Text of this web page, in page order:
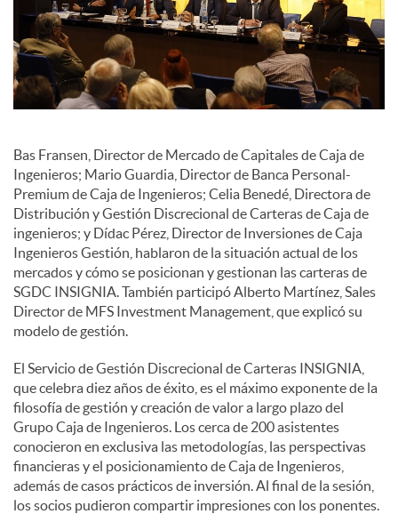
c
o
n
t
e
n
i
d
o
Bas Fransen, Director de Mercado de Capitales de Caja de
Ingenieros; Mario Guardia, Director de Banca Personal-
Premium de Caja de Ingenieros; Celia Benedé, Directora de
Distribución y Gestión Discrecional de Carteras de Caja de
ingenieros; y Dídac Pérez, Director de Inversiones de Caja
Ingenieros Gestión, hablaron de la situación actual de los
mercados y cómo se posicionan y gestionan las carteras de
SGDC INSIGNIA. También participó Alberto Martínez, Sales
Director de MFS Investment Management, que explicó su
modelo de gestión.
El Servicio de Gestión Discrecional de Carteras INSIGNIA,
que celebra diez años de éxito, es el máximo exponente de la
filosofía de gestión y creación de valor a largo plazo del
Grupo Caja de Ingenieros. Los cerca de 200 asistentes
conocieron en exclusiva las metodologías, las perspectivas
financieras y el posicionamiento de Caja de Ingenieros,
además de casos prácticos de inversión. Al final de la sesión,
los socios pudieron compartir impresiones con los ponentes.